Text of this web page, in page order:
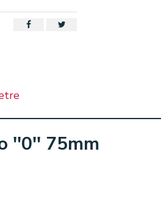
''0'' 75mm